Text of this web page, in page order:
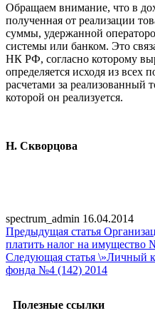
Обращаем внимание, что в
полученная от реализации
суммы, удержанной
системы или банком. Это
НК РФ, согласно которому
определяется исходя из всех
расчетами за реализованный
которой он реализуется.
Н. Скворцова
spectrum_admin 16.04.2014
Предыдущая статья
платить налог на имущество
Следующая статья \»Личный
фонда №4 (142) 2014
Полезные ссылки